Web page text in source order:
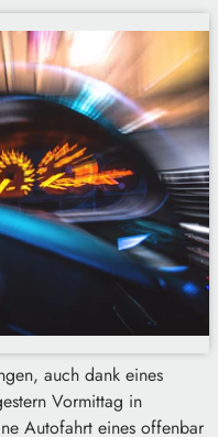
auch dank eines
Vormittag in
Autofahrt eines offenbar